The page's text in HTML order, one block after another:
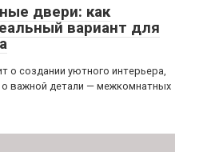
двери: как
вариант для
о создании уютного интерьера,
важной детали — межкомнатных